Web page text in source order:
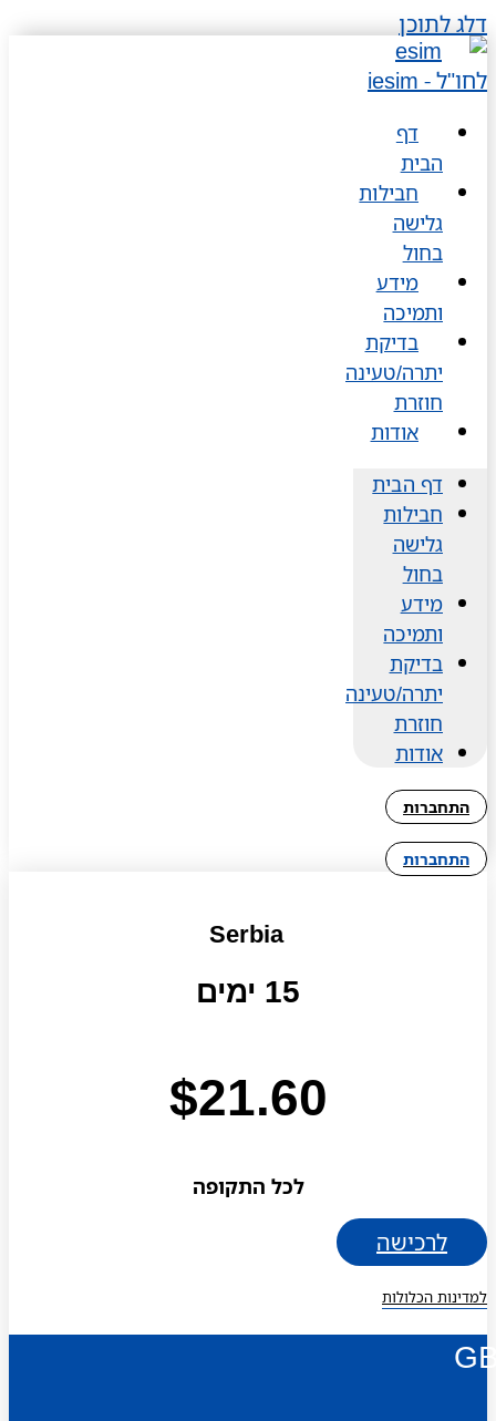
דלג לתוכן
דף
הבית
חבילות
גלישה
בחול
מידע
ותמיכה
בדיקת
יתרה/טעינה
חוזרת
אודות
דף הבית
חבילות
גלישה
בחול
מידע
ותמיכה
בדיקת
יתרה/טעינה
חוזרת
אודות
התחברות
התחברות
Serbia
15 ימים
$21.60
לכל התקופה
לרכישה
למדינות הכלולות